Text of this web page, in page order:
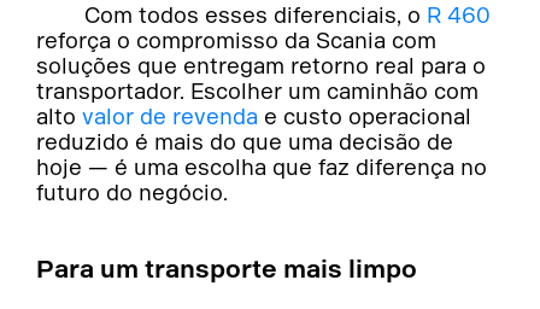
Com todos esses diferenciais, o R 460
reforça o compromisso da Scania com
soluções que entregam retorno real para o
transportador. Escolher um caminhão com
altovalor de revenda e custo operacional
reduzido é mais do que uma decisão de
hoje — é uma escolha que faz diferença no
futuro do negócio.
Para um transporte mais limpo